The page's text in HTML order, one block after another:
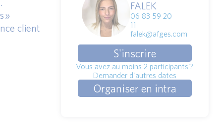
»
client
FALEK
06 83 59 20
11
falek@afges.com
S'inscrire
Vous avez au moins 2 participants ?
Demander d'autres dates
Organiser en intra